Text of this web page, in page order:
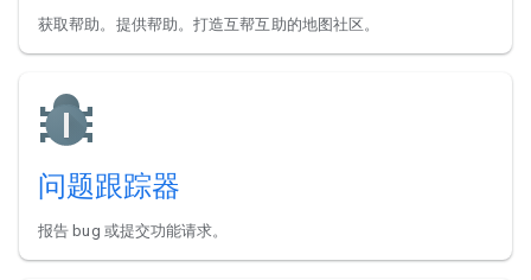
获取帮助。提供帮助。打造互帮互助的地图社区。
问题跟踪器
报告 bug 或提交功能请求。